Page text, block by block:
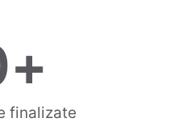
finalizate
+